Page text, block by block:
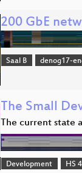
200 GbE
Saal B denog17-
The Small
The current state
Development HS 4